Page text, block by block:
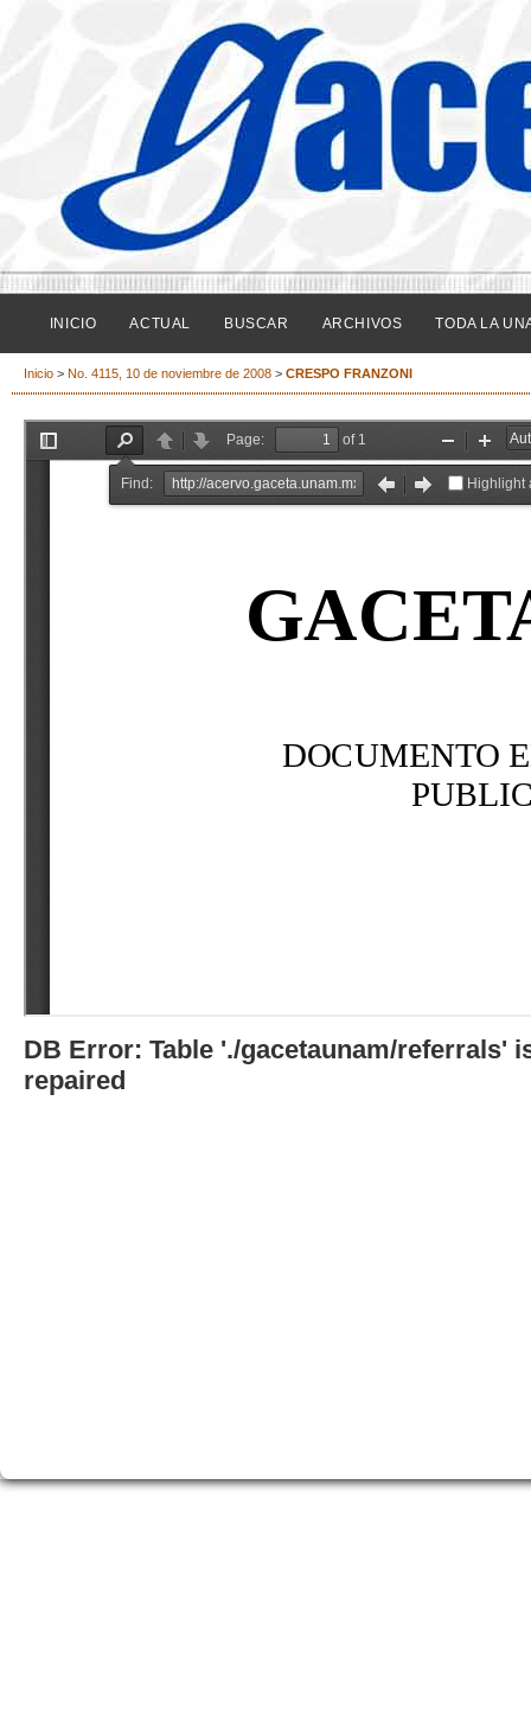
INICIO ACTUAL BUSCAR ARCHIVOS TODA LA
Inicio > No. 4115, 10 de noviembre de 2008 > CRESPO FRANZONI
DB Error: Table './gacetaunam/referrals'
repaired